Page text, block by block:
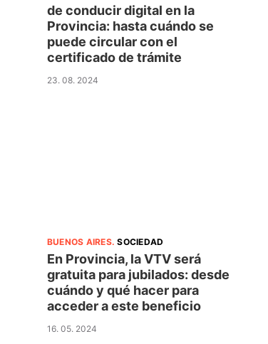
de conducir digital en la
Provincia: hasta cuándo se
puede circular con el
certificado de trámite
23. 08. 2024
BUENOS AIRES.SOCIEDAD
En Provincia, la VTV será
gratuita para jubilados: desde
cuándo y qué hacer para
acceder a este beneficio
16. 05. 2024